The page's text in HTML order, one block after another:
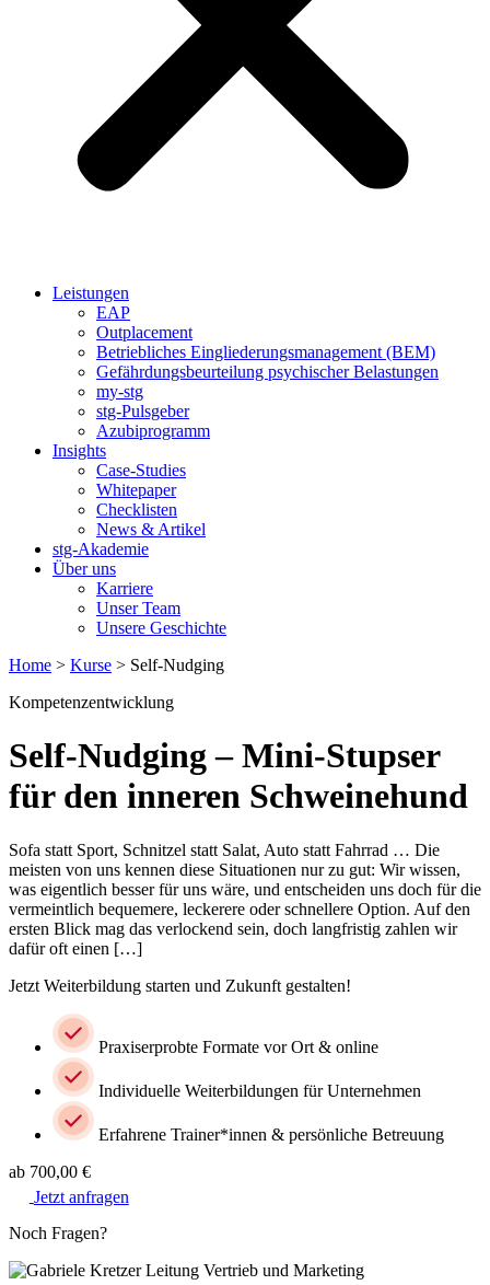
Leistungen
EAP
Outplacement
Betriebliches Eingliederungsmanagement (BEM)
Gefährdungsbeurteilung psychischer Belastungen
my-stg
stg-Pulsgeber
Azubiprogramm
Insights
Case-Studies
Whitepaper
Checklisten
News & Artikel
stg-Akademie
Über uns
Karriere
Unser Team
Unsere Geschichte
Home > Kurse > Self-Nudging
Kompetenzentwicklung
Self-Nudging– Mini-Stupser
für den inneren Schweinehund
Sofa statt Sport, Schnitzel statt Salat, Auto statt Fahrrad … Die
meisten von uns kennen diese Situationen nur zu gut: Wir wissen,
was eigentlich besser für uns wäre, und entscheiden uns doch für die
vermeintlich bequemere, leckerere oder schnellere Option. Auf den
ersten Blick mag das verlockend sein, doch langfristig zahlen wir
dafür oft einen […]
Jetzt Weiterbildung starten und Zukunft gestalten!
Praxiserprobte Formate vor Ort & online
Individuelle Weiterbildungen für Unternehmen
Erfahrene Trainer*innen & persönliche Betreuung
ab 700,00 €
Jetzt anfragen
Noch Fragen?